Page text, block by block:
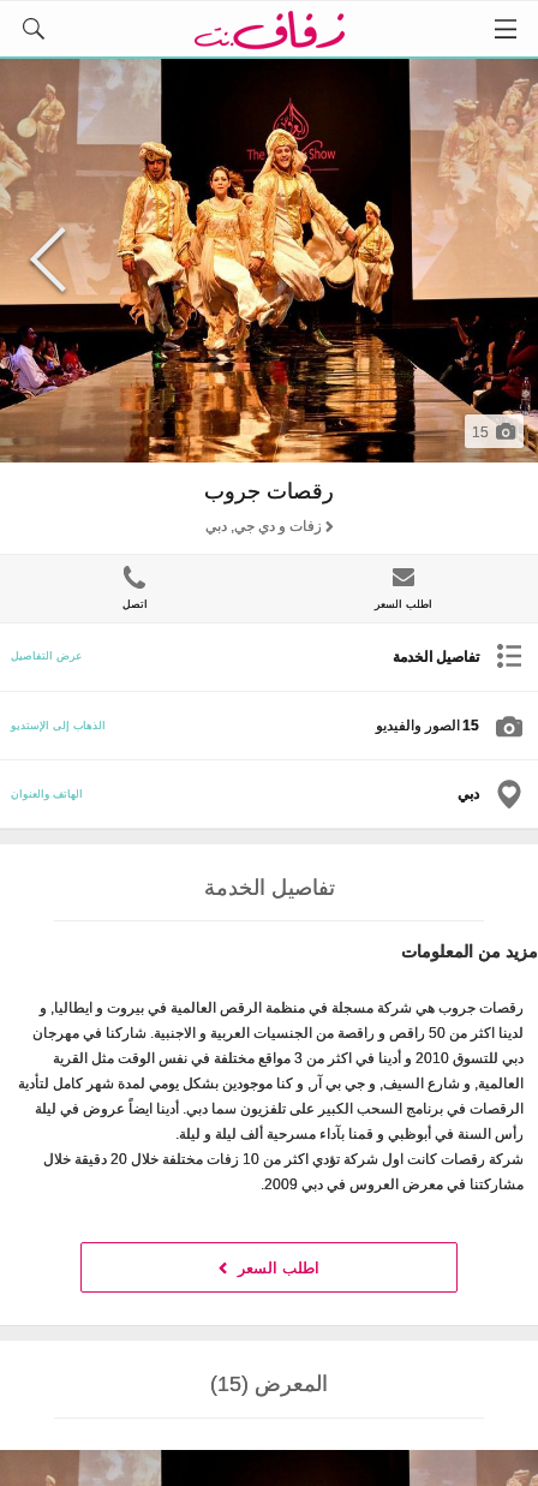
15
رقصات جروب
زفات و دي جي, دبي
اطلب السعر اتصل
تفاصيل الخدمة عرض التفاصيل
15 الصور والفيديو الذهاب إلى الإستديو
دبي الهاتف والعنوان
تفاصيل الخدمة
مزيد من المعلومات
رقصات جروب هي شركة مسجلة في منظمة الرقص العالمية في بيروت و ايطاليا, و
لدينا اكثر من 50 راقص و راقصة من الجنسيات العربية و الاجنبية. شاركنا في مهرجان
دبي للتسوق 2010 و أدينا في اكثر من 3 مواقع مختلفة في نفس الوقت مثل القرية
العالمية, و شارع السيف, و جي بي آر, و كنا موجودين بشكل يومي لمدة شهر كامل لتأدية
الرقصات في برنامج السحب الكبير على تلفزيون سما دبي. أدينا ايضاً عروض في ليلة
رأس السنة في أبوظبي و قمنا بآداء مسرحية ألف ليلة و ليلة.
شركة رقصات كانت اول شركة تؤدي اكثر من 10 زفات مختلفة خلال 20 دقيقة خلال
مشاركتنا في معرض العروس في دبي 2009.
اطلب السعر
المعرض (15)